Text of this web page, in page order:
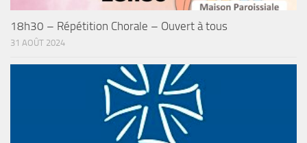
18h30 – Répétition Chorale – Ouvert à tous
31 AOÛT 2024